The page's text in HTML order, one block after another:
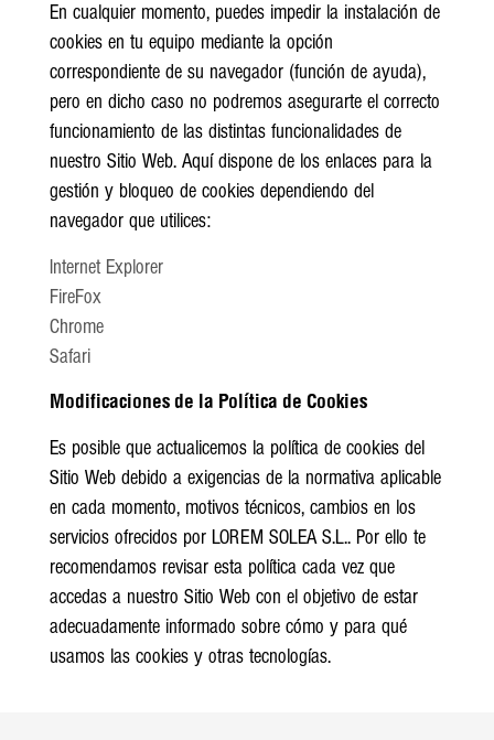
En cualquier momento, puedes impedir la instalación de
cookies en tu equipo mediante la opción
correspondiente de su navegador (función de ayuda),
pero en dicho caso no podremos asegurarte el correcto
funcionamiento de las distintas funcionalidades de
nuestro Sitio Web. Aquí dispone de los enlaces para la
gestión y bloqueo de cookies dependiendo del
navegador que utilices:
Internet Explorer
FireFox
Chrome
Safari
Modificaciones de la Política de Cookies
Es posible que actualicemos la política de cookies del
Sitio Web debido a exigencias de la normativa aplicable
en cada momento, motivos técnicos, cambios en los
servicios ofrecidos por LOREM SOLEA S.L.. Por ello te
recomendamos revisar esta política cada vez que
accedas a nuestro Sitio Web con el objetivo de estar
adecuadamente informado sobre cómo y para qué
usamos las cookies y otras tecnologías.